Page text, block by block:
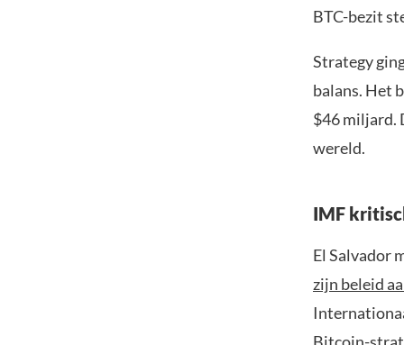
BTC-bezit
Strategy
balans. Het
$46 miljard.
wereld.
IMF
El Salvador
zijn beleid